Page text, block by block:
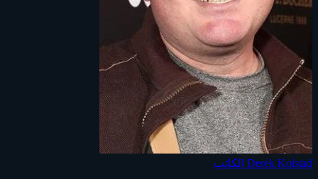
Derek Kolstad الكاتب